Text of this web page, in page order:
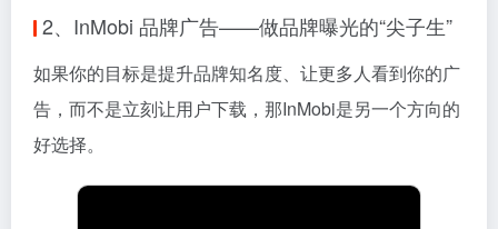
2、InMobi 品牌广告——做品牌曝光的“尖子生”
如果你的目标是提升品牌知名度、让更多人看到你的广
告，而不是立刻让用户下载，那InMobi是另一个方向的
好选择。